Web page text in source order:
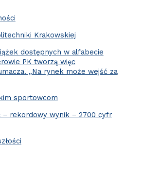
Krakowskiej
dostępnych w alfabecie
PK tworzą więc
„Na rynek może wejść za
sportowcom
– rekordowy wynik – 2700 cyfr